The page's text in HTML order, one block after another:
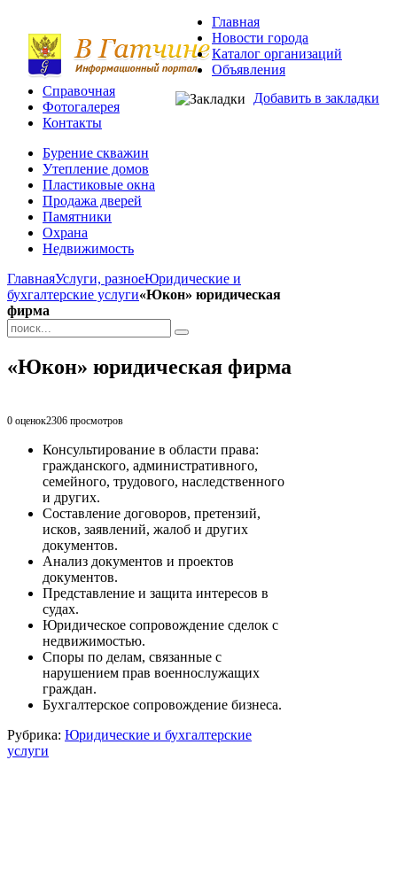
Добавить в закладки
Главная
Новости города
Каталог организаций
Объявления
Справочная
Фотогалерея
Контакты
Бурение скважин
Утепление домов
Пластиковые окна
Продажа дверей
Памятники
Охрана
Недвижимость
ГлавнаяУслуги, разноеЮридические и
бухгалтерские услуги«Юкон» юридическая
фирма
«Юкон» юридическая фирма
0 оценок2306 просмотров
Консультирование в области права:
гражданского, административного,
семейного, трудового, наследственного
и других.
Составление договоров, претензий,
исков, заявлений, жалоб и других
документов.
Анализ документов и проектов
документов.
Представление и защита интересов в
судах.
Юридическое сопровождение сделок с
недвижимостью.
Споры по делам, связанные с
нарушением прав военнослужащих
граждан.
Бухгалтерское сопровождение бизнеса.
Рубрика: Юридические и бухгалтерские
услуги